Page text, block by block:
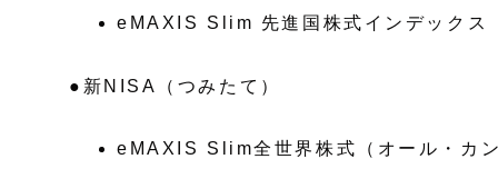
eMAXIS Slim 先進国株式インデックス
●新NISA（つみたて）
eMAXIS Slim全世界株式（オール・カン